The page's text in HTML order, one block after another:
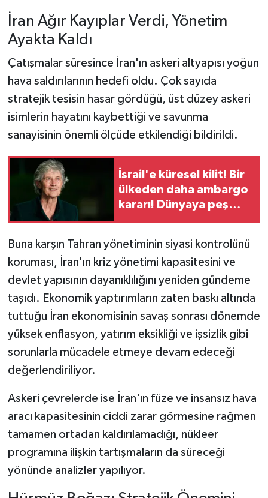
İran Ağır Kayıplar Verdi, Yönetim
Ayakta Kaldı
Çatışmalar süresince İran'ın askeri altyapısı yoğun
hava saldırılarının hedefi oldu. Çok sayıda
stratejik tesisin hasar gördüğü, üst düzey askeri
isimlerin hayatını kaybettiği ve savunma
sanayisinin önemli ölçüde etkilendiği bildirildi.
İsrail'e küresel kilit! Bir
ülkeden daha ambargo
kararı! Dünyaya peş
Buna karşın Tahran yönetiminin siyasi kontrolünü
koruması, İran'ın kriz yönetimi kapasitesini ve
devlet yapısının dayanıklılığını yeniden gündeme
taşıdı. Ekonomik yaptırımların zaten baskı altında
tuttuğu İran ekonomisinin savaş sonrası dönemde
yüksek enflasyon, yatırım eksikliği ve işsizlik gibi
sorunlarla mücadele etmeye devam edeceği
değerlendiriliyor.
Askeri çevrelerde ise İran'ın füze ve insansız hava
aracı kapasitesinin ciddi zarar görmesine rağmen
tamamen ortadan kaldırılamadığı, nükleer
programına ilişkin tartışmaların da süreceği
yönünde analizler yapılıyor.